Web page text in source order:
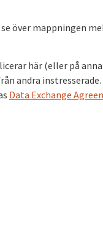
över mappningen
här (eller på
andra
Data Exchange